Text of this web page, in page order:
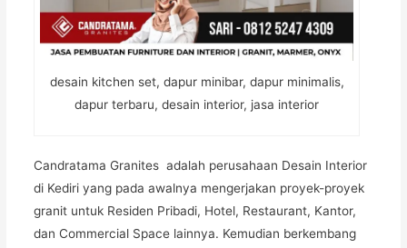
desain kitchen set, dapur minibar, dapur minimalis,
dapur terbaru, desain interior, jasa interior
Candratama Granites adalah perusahaan Desain Interior
di Kediri yang pada awalnya mengerjakan proyek-proyek
granit untuk Residen Pribadi, Hotel, Restaurant, Kantor,
dan Commercial Space lainnya. Kemudian berkembang